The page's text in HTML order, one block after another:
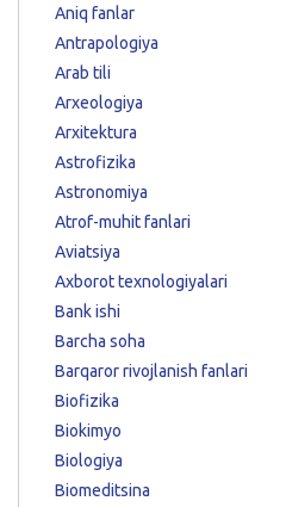
Aniq fanlar
Antrapologiya
Arab tili
Arxeologiya
Arxitektura
Astrofizika
Astronomiya
Atrof-muhit fanlari
Aviatsiya
Axborot texnologiyalari
Bank ishi
Barcha soha
Barqaror rivojlanish fanlari
Biofizika
Biokimyo
Biologiya
Biomeditsina